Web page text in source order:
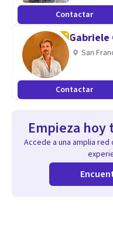
Contactar
San
Contactar
Empieza
Accede a una amplia